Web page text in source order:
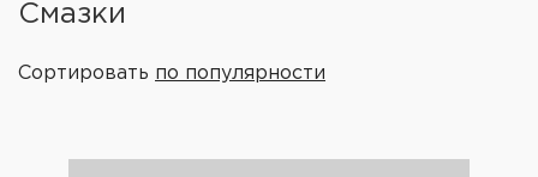
Смазки
Сортировать по популярности